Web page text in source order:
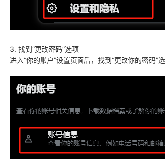
3. 找到“更改密码”选项
进入“你的账户”设置页面后，找到“更改你的密码”选